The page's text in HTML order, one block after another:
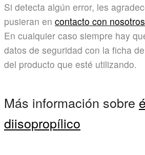
Si detecta algún error, les
pusieran en contacto con
En cualquier caso siempre hay
datos de seguridad con la ficha
del producto que esté utilizando.
Más información sobre
diisopropílico